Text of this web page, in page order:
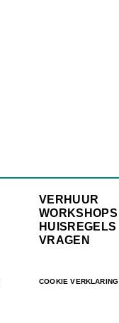
VERHUUR
WORKSHOPS
HUISREGELS
VRAGEN
COOKIE VERKLARING